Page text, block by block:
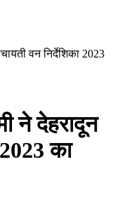
वन निर्देशिका 2023
ने देहरादून
का